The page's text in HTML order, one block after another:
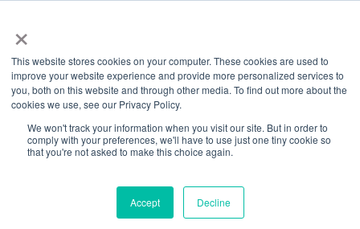
×
This website stores cookies on your computer. These cookies are used to
improve your website experience and provide more personalized services to
you, both on this website and through other media. To find out more about the
cookies we use, see our Privacy Policy.
We won't track your information when you visit our site. But in order to
comply with your preferences, we'll have to use just one tiny cookie so
that you're not asked to make this choice again.
Accept Decline
Hauptinhalt
springen
Gib dich nicht
mit weniger
zufrieden: 7
unverzichtbare